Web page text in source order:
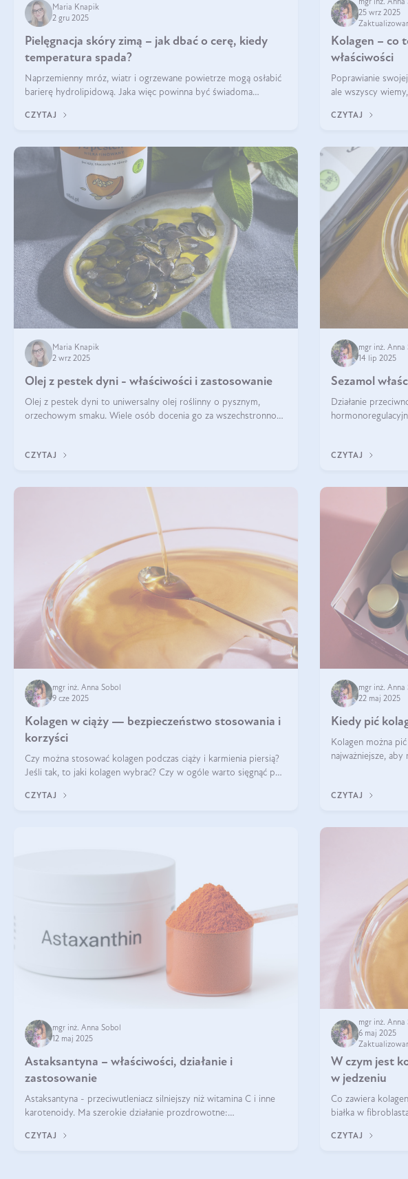
Maria Knapik
2 gru 2025
Pielęgnacja skóry zimą – jak dbać o cerę, kiedy
temperatura spada?
Naprzemienny mróz, wiatr i ogrzewane powietrze mogą osłabić
barierę hydrolipidową. Jaka więc powinna być świadoma
CZYTAJ
mgr inż. Anna
25 wrz 2025
Kolagen – co
właściwości
Poprawianie
ale wszyscy
zewnętrzny
CZYTAJ
Maria Knapik
2 wrz 2025
Olej z pestek dyni - właściwości i zastosowanie
Olej z pestek dyni to uniwersalny olej roślinny o pysznym,
orzechowym smaku. Wiele osób docenia go za wszechstronność,
CZYTAJ
mgr inż. Anna
14 lip 2025
Sezamol
Działanie
swojej diety — być
CZYTAJ
mgr inż. Anna Sobol
9 cze 2025
Kolagen w ciąży — bezpieczeństwo stosowania i
korzyści
Czy można stosować kolagen podczas ciąży i karmienia piersią?
Jeśli tak, to jaki kolagen wybrać? Czy w ogóle warto sięgnąć po
CZYTAJ
mgr inż. Anna
22 maj 2025
Kiedy pić
Kolagen można
najważniejsze,
CZYTAJ
mgr inż. Anna Sobol
12 maj 2025
Astaksantyna – właściwości, działanie i
zastosowanie
Astaksantyna - przeciwutleniacz silniejszy niż witamina C i inne
karotenoidy. Ma szerokie działanie prozdrowotne:
CZYTAJ
mgr inż. Anna
6 maj 2025
W czym jest
w jedzeniu
Co zawiera
białka w
CZYTAJ